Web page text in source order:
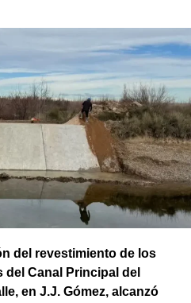
del revestimiento de los
Canal Principal del
en J.J. Gómez, alcanzó